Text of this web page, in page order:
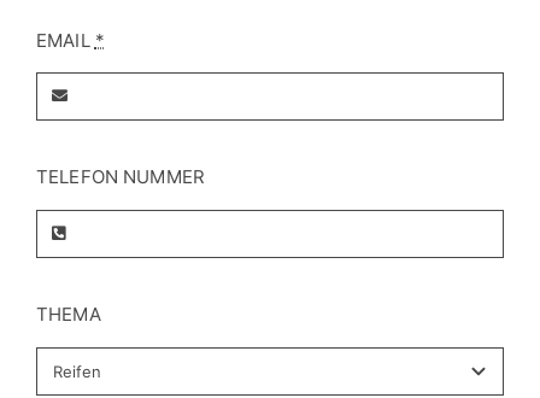
EMAIL *
TELEFON NUMMER
THEMA